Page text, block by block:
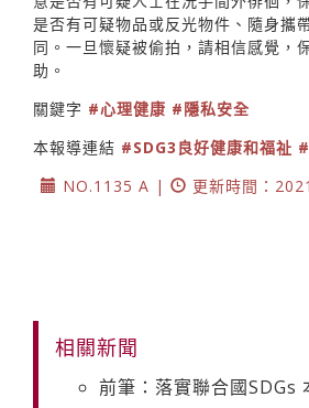
是否有可疑物品或反光物件、隨身攜
同。一旦懷疑被偷拍，請相信感覺，
助。
關鍵字 #心理健康 #隱私安全
本報導連結 #SDG3良好健康和福祉
NO.1135 A |
更新時間：
相關新聞
前筆：落實聯合國SDGs